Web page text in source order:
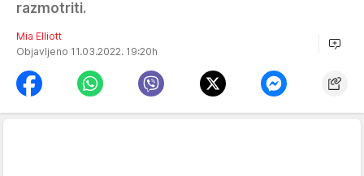
razmotriti.
Mia Elliott
Objavljeno 11.03.2022. 19:20h